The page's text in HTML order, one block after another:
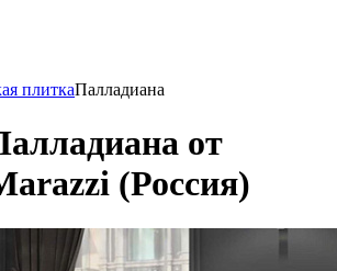
плиткаПалладиана
от
(Россия)